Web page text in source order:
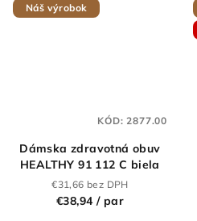
Náš výrobok
Dámska zdravotná obuv
HEALTHY 91 112 C biela
€31,66 bez DPH
€38,94 / par
KÓD:2877.00